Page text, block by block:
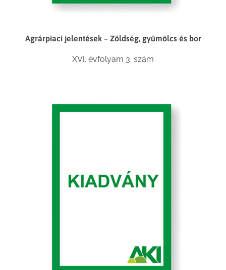
Agrárpiaci jelentések – Zöldség, gyümölcs és bor
XVI. évfolyam 3. szám